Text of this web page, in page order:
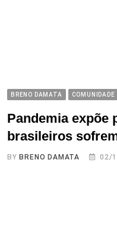
BRENO DAMATA COMUNIDADE
Pandemia expõe
brasileiros
BY BRENO DAMATA 02/